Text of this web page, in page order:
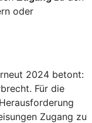
oder
2024 betont:
Für die
Zugang zu